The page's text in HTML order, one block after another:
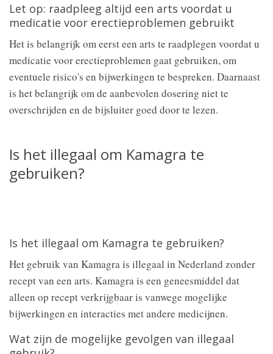
Let op: raadpleeg altijd een arts voordat u
medicatie voor erectieproblemen gebruikt
Het is belangrijk om eerst een arts te raadplegen voordat u
medicatie voor erectieproblemen gaat gebruiken, om
eventuele risico's en bijwerkingen te bespreken. Daarnaast
is het belangrijk om de aanbevolen dosering niet te
overschrijden en de bijsluiter goed door te lezen.
Is het illegaal om Kamagra te
gebruiken?
Is het illegaal om Kamagra te gebruiken?
Het gebruik van Kamagra is illegaal in Nederland zonder
recept van een arts. Kamagra is een geneesmiddel dat
alleen op recept verkrijgbaar is vanwege mogelijke
bijwerkingen en interacties met andere medicijnen.
Wat zijn de mogelijke gevolgen van illegaal